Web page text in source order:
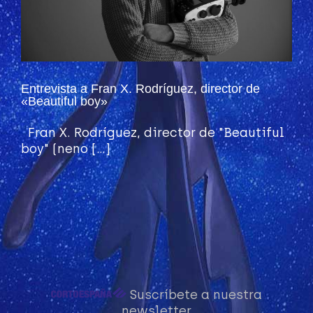
Entrevista a Fran X. Rodríguez, director de
«Beautiful boy»
Fran X. Rodríguez, director de "Beautiful
boy" (neno [...]
Suscríbete a nuestra